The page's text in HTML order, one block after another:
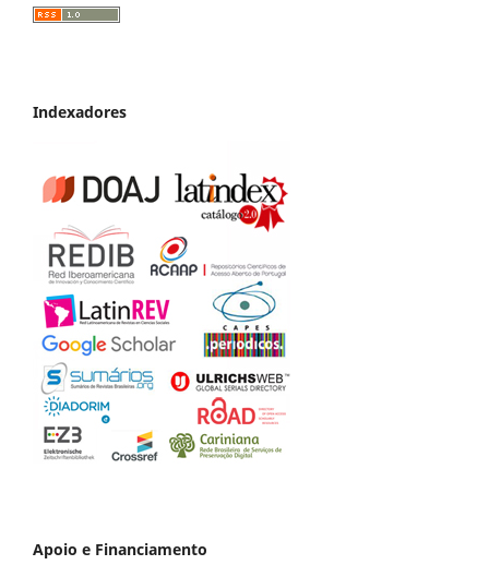
Indexadores
Apoio e Financiamento